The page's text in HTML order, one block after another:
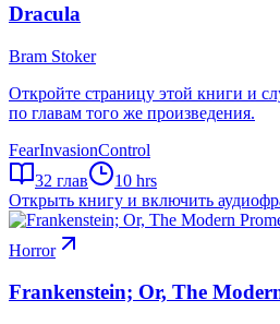
Dracula
Bram Stoker
Откройте страницу этой книги и
по главам того же произведения.
FearInvasionControl
32 глав
10 hrs
Открыть книгу и включить
Horror
Frankenstein; Or, The